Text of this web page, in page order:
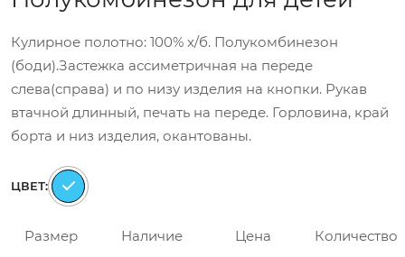
Кулирное полотно: 100% х/б. Полукомбинезон
(боди).Застежка ассиметричная на переде
слева(справа) и по низу изделия на кнопки. Рукав
втачной длинный, печать на переде. Горловина, край
борта и низ изделия, окантованы.
ЦВЕТ:
Размер Наличие Цена Количество